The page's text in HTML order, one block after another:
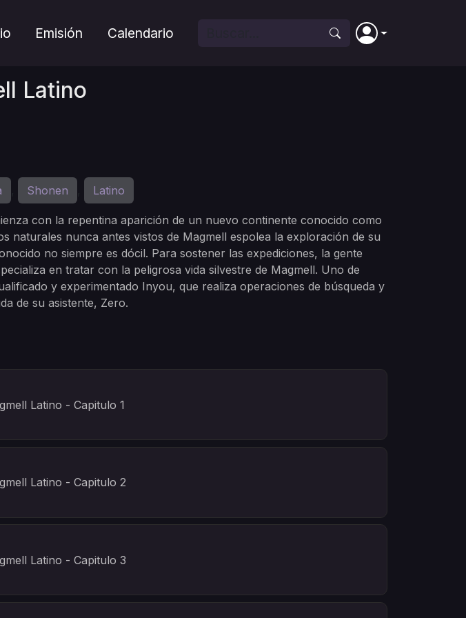
Emisión Calendario
Latino
Shonen Latino
con la repentina aparición de un nuevo continente conocido como
naturales nunca antes vistos de Magmell espolea la exploración de su
no siempre es dócil. Para sostener las expediciones, la gente
en tratar con la peligrosa vida silvestre de Magmell. Uno de
y experimentado Inyou, que realiza operaciones de búsqueda y
de su asistente, Zero.
Latino - Capitulo 1
Latino - Capitulo 2
Latino - Capitulo 3